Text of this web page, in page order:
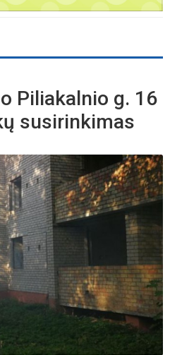
Piliakalnio g. 16
susirinkimas